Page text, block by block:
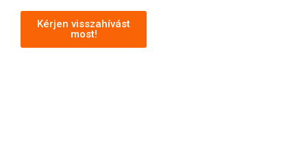
Kérjen visszahívást
most!